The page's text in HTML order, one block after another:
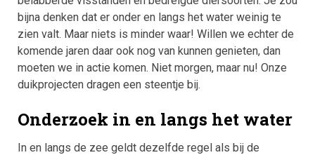
bijna denken dat er onder en langs het water weinig te
zien valt. Maar niets is minder waar! Willen we echter de
komende jaren daar ook nog van kunnen genieten, dan
moeten we in actie komen. Niet morgen, maar nu! Onze
duikprojecten dragen een steentje bij.
Onderzoek in en langs het water
In en langs de zee geldt dezelfde regel als bij de